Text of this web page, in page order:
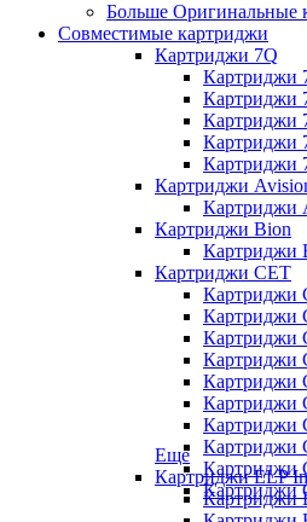
Больше Оригинальные
Совместимые картриджи
Картриджи 7Q
Картриджи
Картриджи
Картриджи
Картриджи
Картриджи
Картриджи
Картриджи
Картриджи Bion
Картриджи
Картриджи CET
Картриджи
Картриджи
Картриджи
Картриджи
Картриджи
Картриджи
Картриджи
Картриджи
Картриджи
Картриджи
Еще
Картриджи ELP
Картриджи